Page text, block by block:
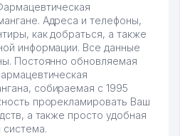
Адреса и телефоны,
как добраться, а также
информации. Все данные
Постоянно обновляемая
собираемая с 1995
прорекламировать Ваш
а также просто удобная
система.